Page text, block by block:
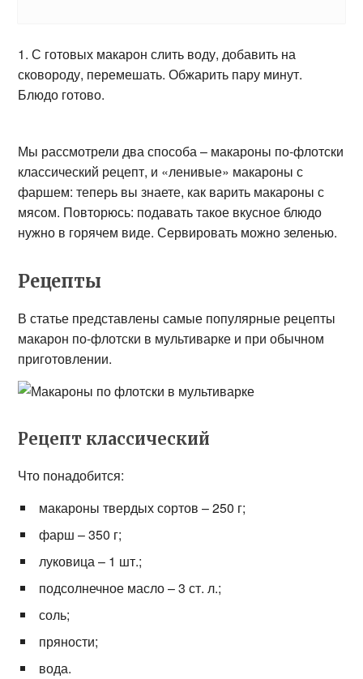
С готовых макарон слить воду, добавить на
сковороду, перемешать. Обжарить пару минут.
Блюдо готово.
Мы рассмотрели два способа – макароны по-флотски
классический рецепт, и «ленивые» макароны с
фаршем: теперь вы знаете, как варить макароны с
мясом. Повторюсь: подавать такое вкусное блюдо
нужно в горячем виде. Сервировать можно зеленью.
Рецепты
В статье представлены самые популярные рецепты
макарон по-флотски в мультиварке и при обычном
приготовлении.
Рецепт классический
Что понадобится:
макароны твердых сортов – 250 г;
фарш – 350 г;
луковица – 1 шт.;
подсолнечное масло – 3 ст. л.;
соль;
пряности;
вода.